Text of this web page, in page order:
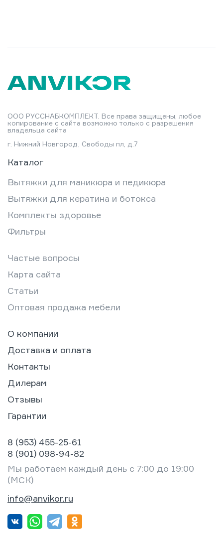
ООО РУССНАБКОМПЛЕКТ. Все права защищены, любое
копирование с сайта возможно только с разрешения
владельца сайта
г. Нижний Новгород, Свободы пл, д.7
Каталог
Вытяжки для маникюра и педикюра
Вытяжки для кератина и ботокса
Комплекты здоровье
Фильтры
Частые вопросы
Карта сайта
Статьи
Оптовая продажа мебели
О компании
Доставка и оплата
Контакты
Дилерам
Отзывы
Гарантии
8 (953) 455-25-61
8 (901) 098-94-82
Мы работаем каждый день с 7:00 до 19:00
(МСК)
info@anvikor.ru